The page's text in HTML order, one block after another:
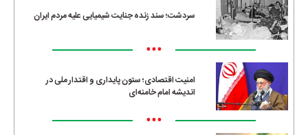
سردشت؛ سند زنده جنایت شیمیایی علیه مردم ایران
•••
امنیت اقتصادی؛ ستون پایداری و اقتدار ملی در
اندیشه امام خامنه‌ای
•••